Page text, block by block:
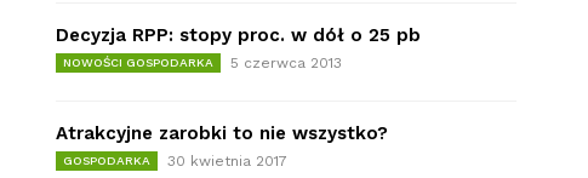
Decyzja RPP: stopy proc. w dół o 25 pb
NOWOŚCI GOSPODARKA 5 czerwca 2013
Atrakcyjne zarobki to nie wszystko?
GOSPODARKA 30 kwietnia 2017